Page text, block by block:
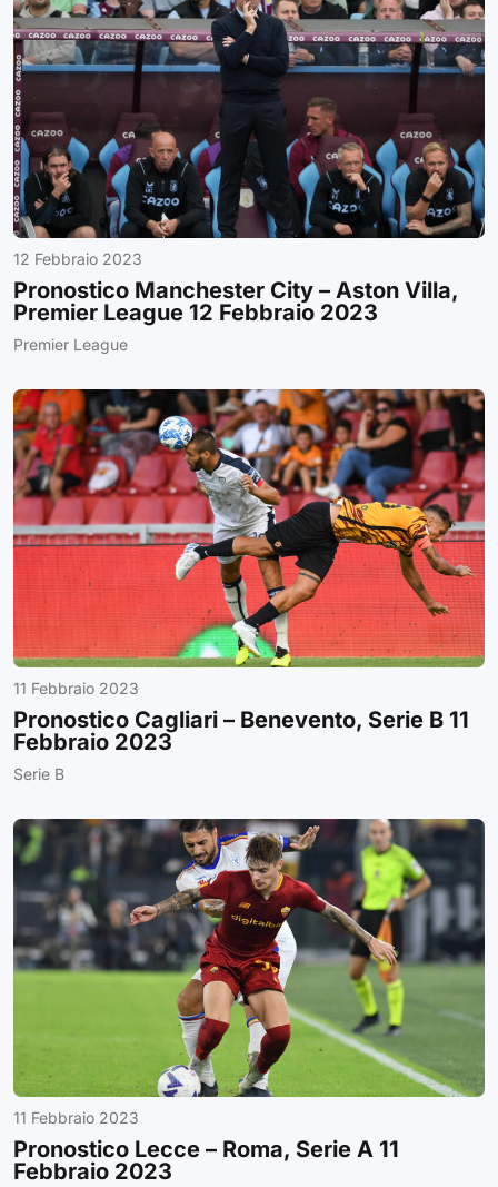
12 Febbraio 2023
Pronostico Manchester City – Aston Villa,
Premier League 12 Febbraio 2023
Premier League
11 Febbraio 2023
Pronostico Cagliari – Benevento, Serie B 11
Febbraio 2023
Serie B
11 Febbraio 2023
Pronostico Lecce – Roma, Serie A 11
Febbraio 2023